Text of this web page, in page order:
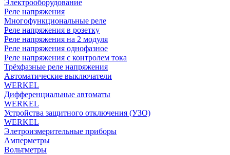
Электрооборудование
Реле напряжения
Многофункциональные реле
Реле напряжения в розетку
Реле напряжения на 2 модуля
Реле напряжения однофазное
Реле напряжения с контролем тока
Трёхфазные реле напряжения
Автоматические выключатели
WERKEL
Дифференциальные автоматы
WERKEL
Устройства защитного отключения (УЗО)
WERKEL
Элетроизмерительные приборы
Амперметры
Вольтметры